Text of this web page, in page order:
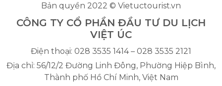
Bản quyền 2022 © Vietuctourist.vn
CÔNG TY CỔ PHẦN ĐẦU TƯ DU LỊCH
VIỆT ÚC
Điện thoại: 028 3535 1414 – 028 3535 2121
Địa chỉ: 56/12/2 Đường Linh Đông, Phường Hiệp Bình,
Thành phố Hồ Chí Minh, Việt Nam